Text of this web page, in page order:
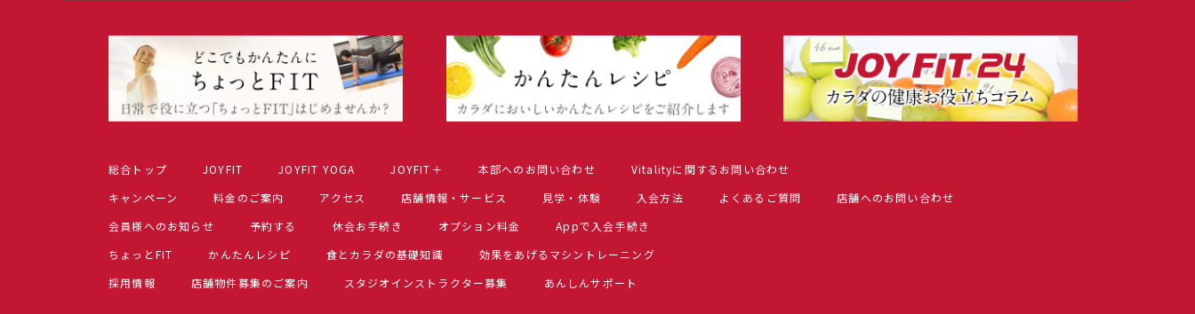
総合トップ JOYFIT JOYFIT YOGA JOYFIT＋ 本部へのお問い合わせ
Vitalityに関するお問い合わせ
キャンペーン
料金のご案内 アクセス 店舗情報・サービス 見学・体験 入会方法 よくあるご質問
店舗へのお問い合わせ
会員様へのお知らせ
予約する 休会お手続き オプション料金
Appで入会手続き
ちょっとFIT
かんたんレシピ 食とカラダの基礎知識
効果をあげるマシントレーニング
採用情報
店舗物件募集のご案内 スタジオインストラクター募集 あんしんサポート